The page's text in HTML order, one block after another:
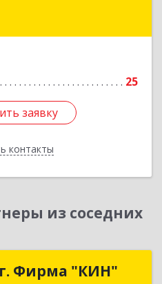
25
заявку
контакты
Подробнее
заявку
из соседних
Фирма "КИН"
Фирма "КИН"